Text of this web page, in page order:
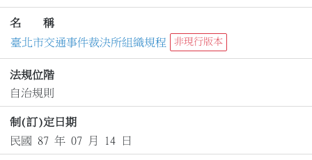
名 稱
臺北市交通事件裁決所組織規程
非現行版本
法規位階
自治規則
制(訂)定日期
民國 87 年 07 月 14 日